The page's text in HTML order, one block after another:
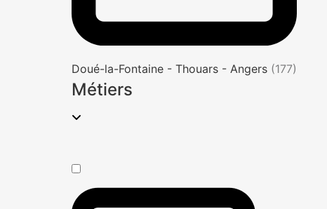
Doué-la-Fontaine - Thouars - Angers (177)
Métiers